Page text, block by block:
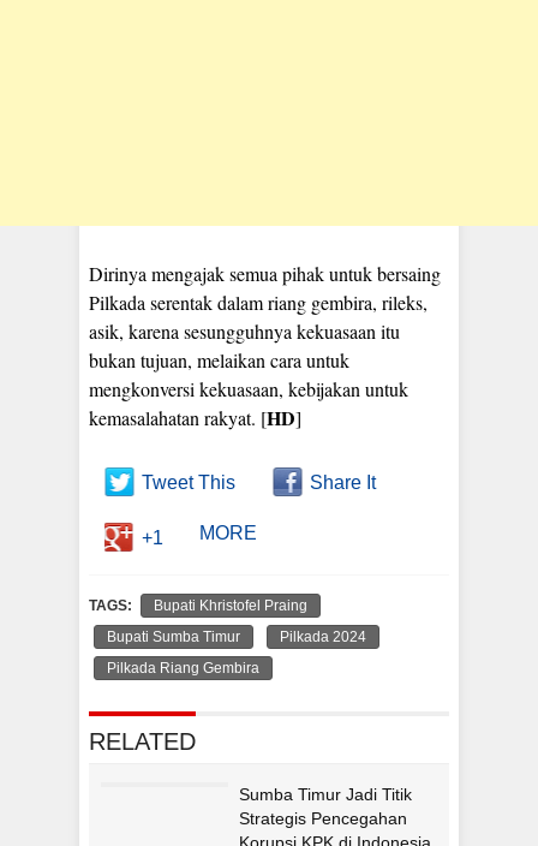
Dirinya mengajak semua pihak untuk bersaing
Pilkada serentak dalam riang gembira, rileks,
asik, karena sesungguhnya kekuasaan itu
bukan tujuan, melaikan cara untuk
mengkonversi kekuasaan, kebijakan untuk
kemasalahatan rakyat. [HD]
Tweet This Share It
+1 MORE
TAGS:
Bupati Khristofel Praing
Bupati Sumba Timur
Pilkada 2024
Pilkada Riang Gembira
RELATED
Sumba Timur Jadi Titik
Strategis Pencegahan
Korupsi KPK di Indonesia